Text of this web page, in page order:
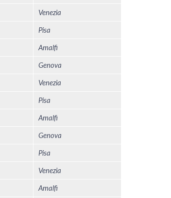
Venezia
Pisa
Amalfi
Genova
Venezia
Pisa
Amalfi
Genova
Pisa
Venezia
Amalfi